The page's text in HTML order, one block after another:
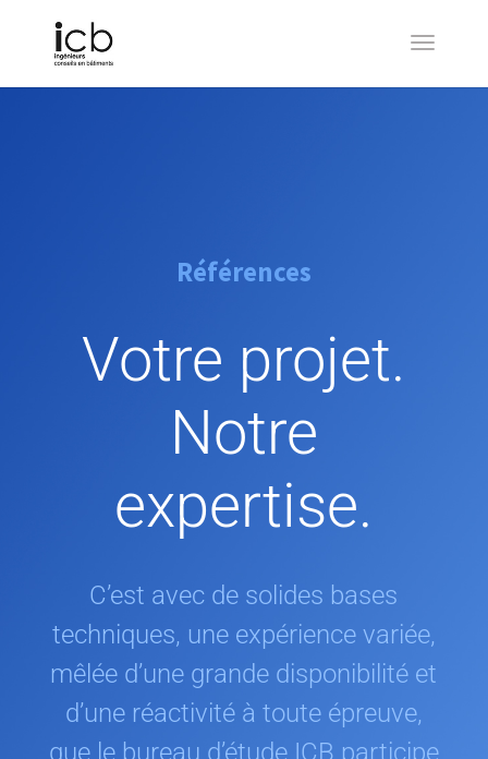
Références
Votre projet.
Notre
expertise.
C’est avec de solides bases
techniques, une expérience variée,
mêlée d’une grande disponibilité et
d’une réactivité à toute épreuve,
que le bureau d’étude ICB participe